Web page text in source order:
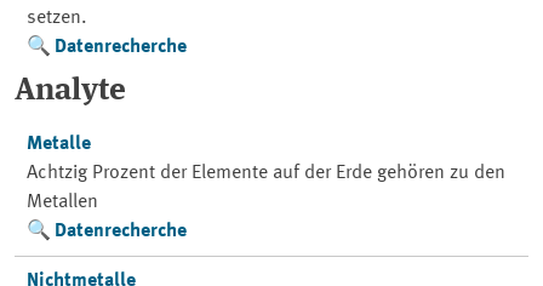
setzen.
Datenrecherche
Analyte
Metalle
Achtzig Prozent der Elemente auf der Erde gehören zu den
Metallen
Datenrecherche
Nichtmetalle